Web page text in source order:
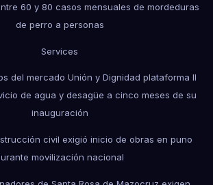
60 y 80 casos mensuales de mordeduras
de perro a personas
Services
del mercado Unión y Dignidad plataforma II
de agua y desagüe a cinco meses de su
inauguración
civil exigió inicio de obras en puno
movilización nacional